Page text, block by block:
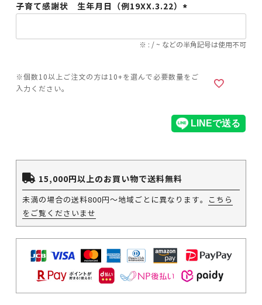
子育て感謝状 生年月日（例19XX.3.22）
須)
※ : / ~ などの半角記号は使用不可
15,000円以上のお買い物で送料無料
未満の場合の送料800円～地域ごとに異なります。
こちら
をご覧くださいませ